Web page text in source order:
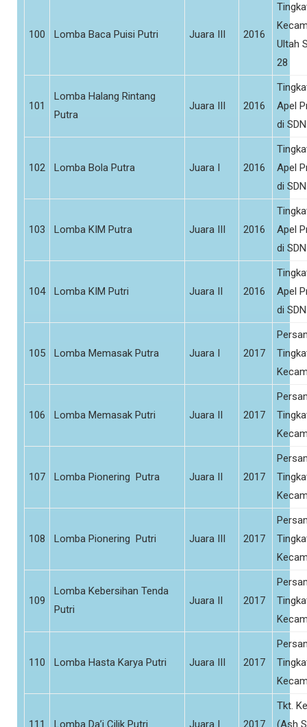
100 Lomba Baca Puisi Putri Juara III 2016
Ultah
28
101
Lomba Halang Rintang
Putra
Juara III 2016
Apel
di
102 Lomba Bola Putra Juara I 2016
Apel
di
103 Lomba KIM Putra Juara III 2016
Apel
di
104 Lomba KIM Putri Juara II 2016
Apel
di
105 Lomba Memasak Putra Juara I 2017
106 Lomba Memasak Putri Juara II 2017
107 Lomba Pionering Putra Juara II 2017
108 Lomba Pionering Putri Juara III 2017
109
Lomba Kebersihan Tenda
Putri
Juara II 2017
110 Lomba Hasta Karya Putri Juara III 2017
111 Lomba Da’i Cilik Putri Juara I 2017
Tkt.
(Ash